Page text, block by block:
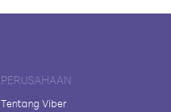
PERUSAHAAN
Tentang Viber